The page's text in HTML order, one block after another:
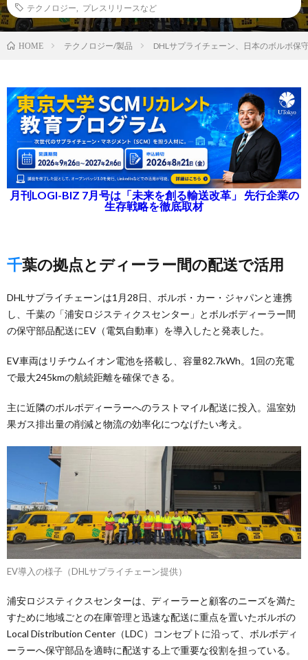
テクノロジー
プレスリリースなど
HOME テクノロジー/製品 DHLサプライチェーン、日本のボルボ保
月刊LOGI-BIZ 7月号は「未来を創る輸送改革」 先行企業の
生存戦略を徹底取材
千葉の拠点とディーラー間の配送で活用
DHLサプライチェーンは1月28日、ボルボ・カー・ジャパンと連携
し、千葉の「浦安ロジスティクスセンター」とボルボディーラー間
の保守部品配送にEV（電気自動車）を導入したと発表した。
EV車両はリチウムイオン電池を搭載し、容量82.7kWh。1回の充電
で最大245kmの航続距離を確保できる。
主に近隣のボルボディーラーへのラストマイル配送に投入。温室効
果ガス排出量の削減と物流の効率化につなげたい考え。
EV導入の様子（DHLサプライチェーン提供）
浦安ロジスティクスセンターは、ディーラーと顧客のニーズを満た
すために地域ごとの在庫管理と迅速な配送に重点を置いたボルボの
Local Distribution Center（LDC）コンセプトに沿って、ボルボディ
ーラーへ保守部品を適時に配送する上で重要な役割を担っている。